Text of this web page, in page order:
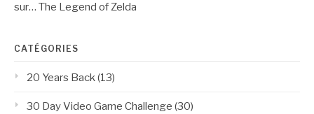
sur… The Legend of Zelda
CATÉGORIES
20 Years Back(13)
30 Day Video Game Challenge (30)